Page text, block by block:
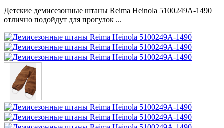
Детские демисезонные штаны Reima Heinola 5100249A-1490
отлично подойдут для прогулок ...